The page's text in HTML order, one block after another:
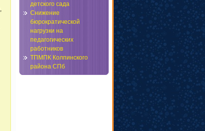
детского сада
Снижение
бюрократической
нагрузки на
педагогических
работников
ТПМПК Колпинского
района СПб